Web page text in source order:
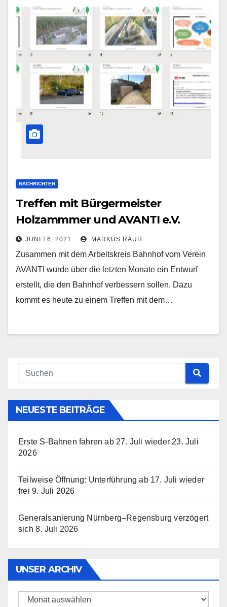
NACHRICHTEN
Treffen mit Bürgermeister
Holzammmer und AVANTI e.V.
JUNI 16, 2021 MARKUS RAUH
Zusammen mit dem Arbeitskreis Bahnhof vom Verein
AVANTI wurde über die letzten Monate ein Entwurf
erstellt, die den Bahnhof verbessern sollen. Dazu
kommt es heute zu einem Treffen mit dem…
NEUESTE BEITRÄGE
Erste S-Bahnen fahren ab 27. Juli wieder 23. Juli
2026
Teilweise Öffnung: Unterführung ab 17. Juli wieder
frei 9. Juli 2026
Generalsanierung Nürnberg–Regensburg verzögert
sich 8. Juli 2026
UNSER ARCHIV
Unser